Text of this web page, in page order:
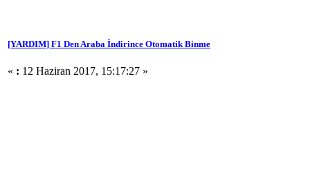
[YARDIM] F1 Den Araba İndirince Otomatik Binme
« : 12 Haziran 2017, 15:17:27 »